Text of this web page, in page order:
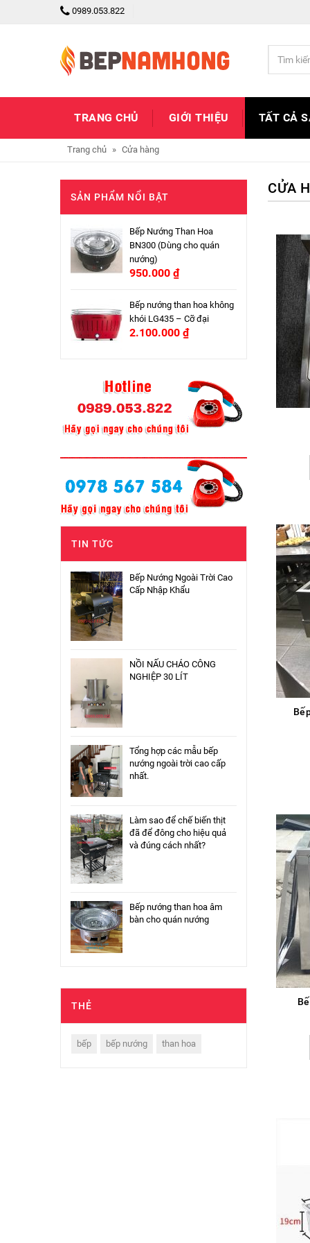
0989.053.822
TRANG CHỦ GIỚI THIỆU TẤT CẢ
Trang chủ » Cửa hàng
CỬA
SẢN PHẨM NỔI BẬT
Bếp Nướng Than Hoa
BN300 (Dùng cho quán
nướng)
950.000 ₫
Bếp nướng than hoa không
khói LG435 – Cỡ đại
2.100.000 ₫
TIN TỨC
Bếp Nướng Ngoài Trời Cao
Cấp Nhập Khẩu
NỒI NẤU CHÁO CÔNG
NGHIỆP 30 LÍT
Tổng hợp các mẫu bếp
nướng ngoài trời cao cấp
nhất.
Làm sao để chế biến thịt
đã để đông cho hiệu quả
và đúng cách nhất?
Bếp nướng than hoa âm
bàn cho quán nướng
THẺ
bếp bếp nướng than hoa